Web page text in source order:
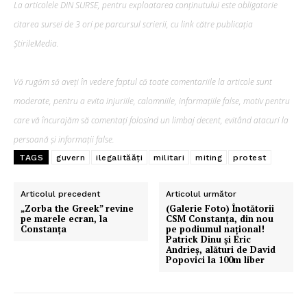
Pentru și mai mult conținut
exclusiv!
La articolele DIN SURSE, pentru exploatarea conținutului este obligatorie
citarea sursei de 3 ori pe parcursul scrierii, cu link către publicația
ȘtirileMedia.
Vă rugăm să aveți în vedere faptul că toate comentariile la articole sunt
moderate, pentru a evita injuriile, calomniile, informațiile false, motiv pentru
care vă încurajăm să comentați folosind un limbaj decent, evitând atacuri la
persoană și informații false.
TAGS guvern ilegalităăți militari miting protest
Articolul precedent
„Zorba the Greek” revine
pe marele ecran, la
Constanța
Articolul următor
(Galerie Foto) Înotătorii
CSM Constanța, din nou
pe podiumul național!
Patrick Dinu și Eric
Andrieș, alături de David
Popovici la 100m liber